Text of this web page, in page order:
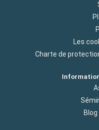
Les
Charte de